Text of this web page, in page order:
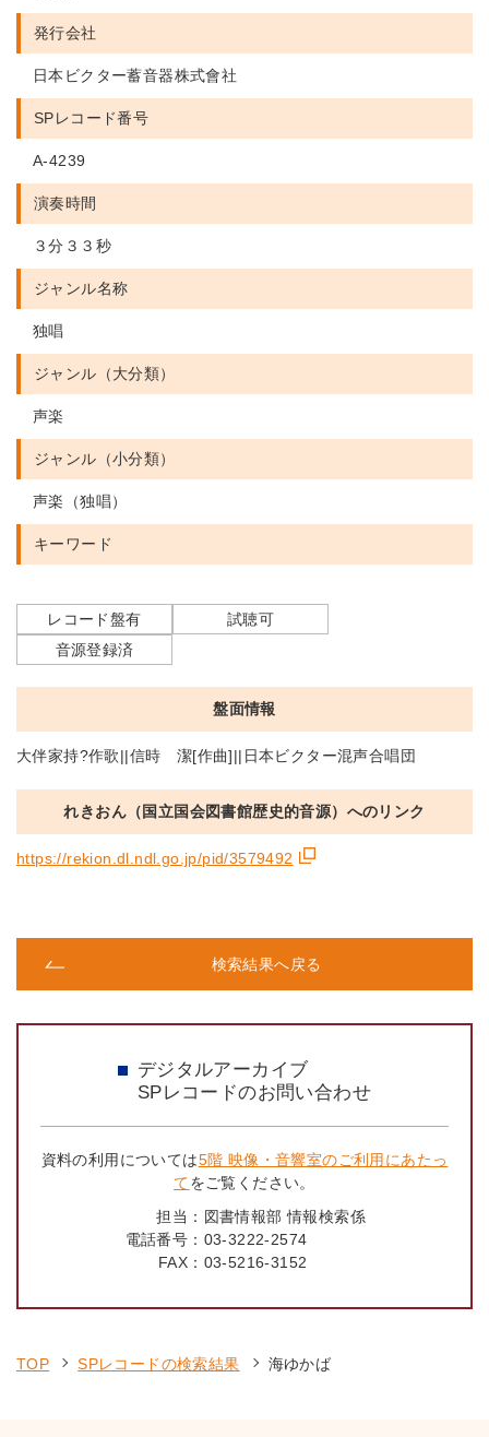
盤面情報
大伴家持?作歌||信時 潔[作曲]||日本ビクター混声合唱団
発行会社
日本ビクター蓄音器株式會社
SPレコード番号
A-4239
演奏時間
３分３３秒
ジャンル名称
独唱
ジャンル（大分類）
声楽
ジャンル（小分類）
声楽（独唱）
キーワード
レコード盤有
試聴可
音源登録済
れきおん（国立国会図書館歴史的音源）へのリンク
https://rekion.dl.ndl.go.jp/pid/3579492
検索結果へ戻る
デジタルアーカイブ
SPレコードのお問い合わせ
資料の利用については5階 映像・音響室のご利用にあたっ
てをご覧ください。
担当： 図書情報部 情報検索係
電話番号： 03-3222-2574
FAX： 03-5216-3152
TOP SPレコードの検索結果 海ゆかば